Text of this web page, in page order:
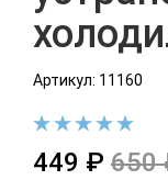
Артикул: 11160
449 ₽ 650